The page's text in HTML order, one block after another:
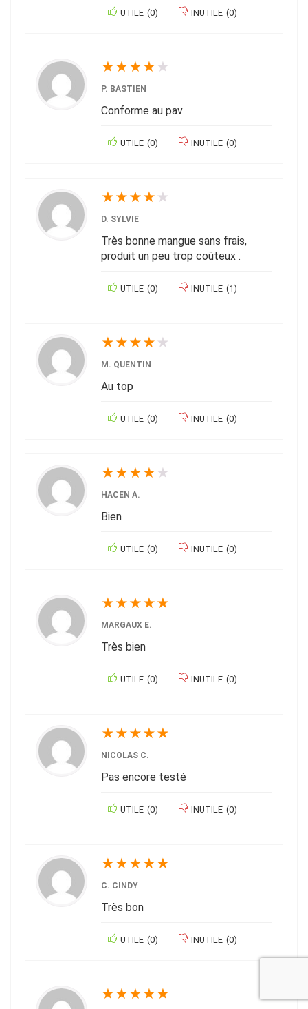
UTILE (0) INUTILE (0)
★★★★ ★
P. BASTIEN
Conforme au pav
UTILE (0) INUTILE (0)
★★★★ ★
D. SYLVIE
Très bonne mangue sans frais,
produit un peu trop coûteux .
UTILE (0) INUTILE (1)
★★★★ ★
M. QUENTIN
Au top
UTILE (0) INUTILE (0)
★★★★ ★
HACEN A.
Bien
UTILE (0) INUTILE (0)
★★★★★
MARGAUX E.
Très bien
UTILE (0) INUTILE (0)
★★★★★
NICOLAS C.
Pas encore testé
UTILE (0) INUTILE (0)
★★★★★
C. CINDY
Très bon
UTILE (0) INUTILE (0)
★★★★★